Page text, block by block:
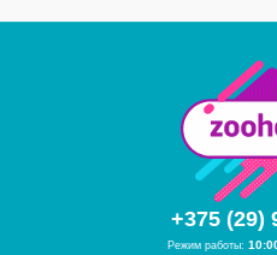
+375 (29)
Режим работы: